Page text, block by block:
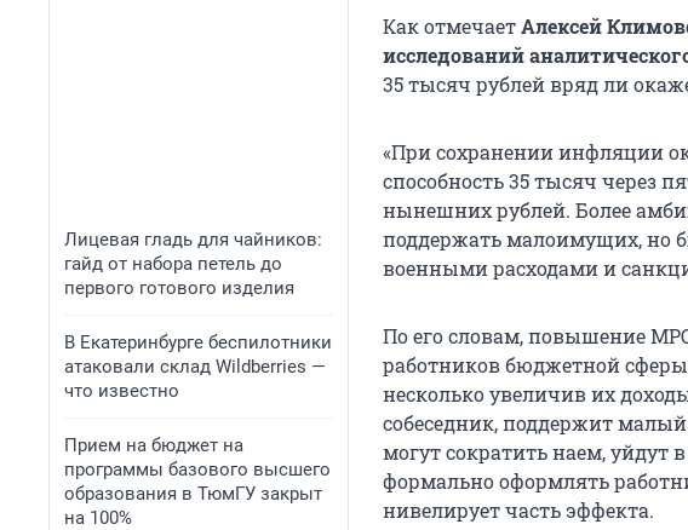
Лицевая гладь для чайников:
гайд от набора петель до
первого готового изделия
В Екатеринбурге беспилотники
атаковали склад Wildberries —
что известно
Прием на бюджет на
программы базового высшего
образования в ТюмГУ закрыт
на 100%
Как отмечаетАлексей
исследований
35 тысяч рублей вряд ли
«При сохранении инфляции
способность 35 тысяч через
нынешних рублей. Более
поддержать малоимущих, но
военными расходами и
По его словам, повышение
работников бюджетной
несколько увеличив их
собеседник, поддержит
могут сократить наем, уйдут
формально оформлять
нивелирует часть эффекта.